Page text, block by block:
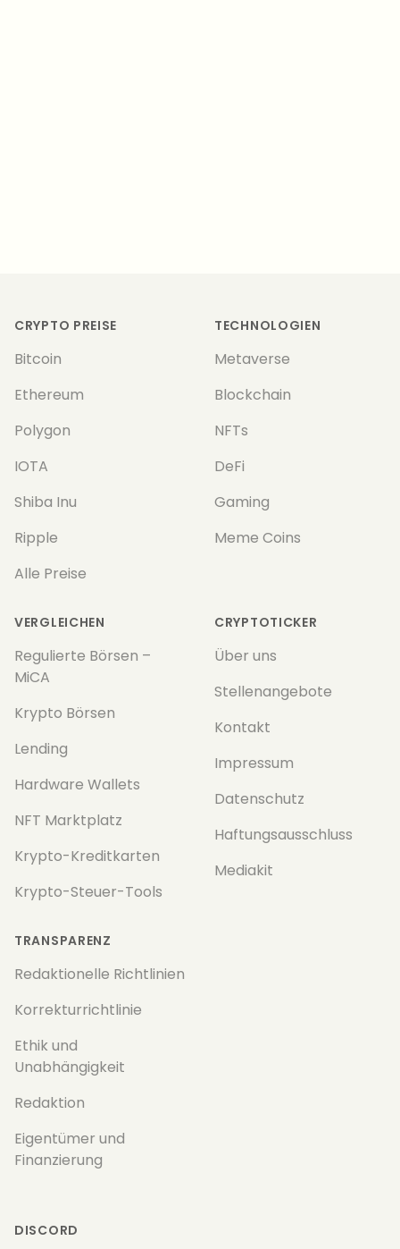
CRYPTO PREISE
Bitcoin
Ethereum
Polygon
IOTA
Shiba Inu
Ripple
Alle Preise
TECHNOLOGIEN
Metaverse
Blockchain
NFTs
DeFi
Gaming
Meme Coins
VERGLEICHEN
Regulierte Börsen –
MiCA
Krypto Börsen
Lending
Hardware Wallets
NFT Marktplatz
Krypto-Kreditkarten
Krypto-Steuer-Tools
CRYPTOTICKER
Über uns
Stellenangebote
Kontakt
Impressum
Datenschutz
Haftungsausschluss
Mediakit
TRANSPARENZ
Redaktionelle Richtlinien
Korrekturrichtlinie
Ethik und
Unabhängigkeit
Redaktion
Eigentümer und
Finanzierung
DISCORD